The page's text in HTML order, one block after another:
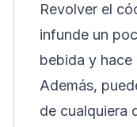
Revolver el
infunde un
bebida y hace
Además,
de cualquiera